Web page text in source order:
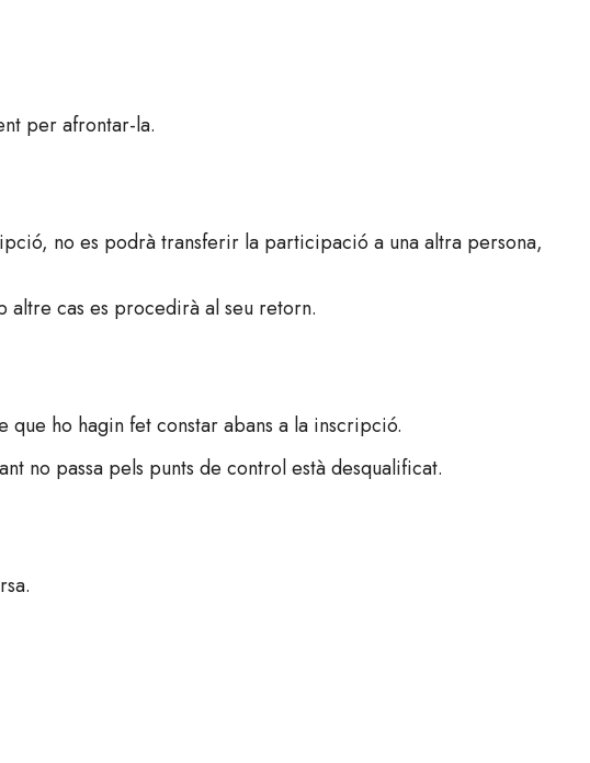
per afrontar-la.
no es podrà transferir la participació a una altra persona,
altre cas es procedirà al seu retorn.
ho hagin fet constar abans a la inscripció.
no passa pels punts de control està desqualificat.